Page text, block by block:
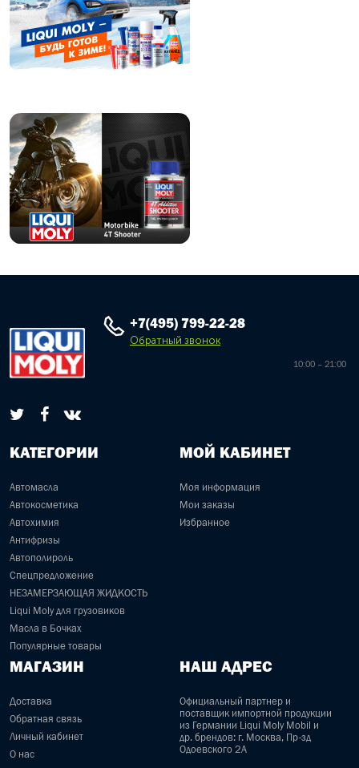
+7(495) 799-22-28
Обратный звонок
10:00 – 21:00
КАТЕГОРИИ
Автомасла
Автокосметика
Автохимия
Антифризы
Автополироль
Спецпредложение
НЕЗАМЕРЗАЮЩАЯ ЖИДКОСТЬ
Liqui Moly для грузовиков
Масла в Бочках
Популярные товары
МОЙ КАБИНЕТ
Моя информация
Мои заказы
Избранное
МАГАЗИН
Доставка
Обратная связь
Личный кабинет
О нас
НАШ АДРЕС
Официальный партнер и
поставщик импортной продукции
из Германии Liqui Moly Mobil и
др. брендов: г. Москва, Пр-зд
Одоевского 2А